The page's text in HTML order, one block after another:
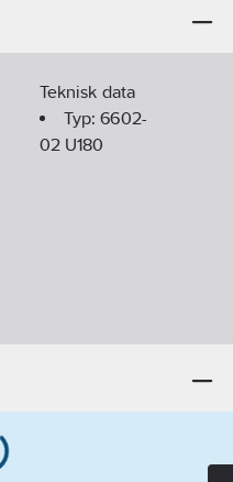
Teknisk data
Typ:6602-
02 U180